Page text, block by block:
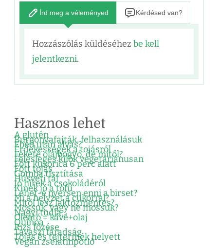
Írd meg a véleményed Kérdésed van?
Hozzászólás küldéséhez be kell
jelentkezni.
Hasznos lehet
A glutén
Burgonyafajták, felhasználásuk
Ebéd után alvás?
Érdekességek a tojásról
Fekete olajbogyó, de mitől?
Felesleges kilók vegetáriánusan
Főtt kukorica 6 perc alatt
Főtt tojás
Gomba tisztítása
Húsvéti tál
Jó hírek a csokoládéról
Kinek jó a tofu
Lehet-e nyersen enni a birset?
Mi a helyzet a cukorral?
Mitől lesz laktózmentes?
Mossuk, vagy ne mossuk?
Nagyi tudja…
Oleátó = kávé+olaj
Quinoa
Rizs főzése
Tavaszi fáradság
Tojás és tejtermék helyett
Vegán zselatinpótló